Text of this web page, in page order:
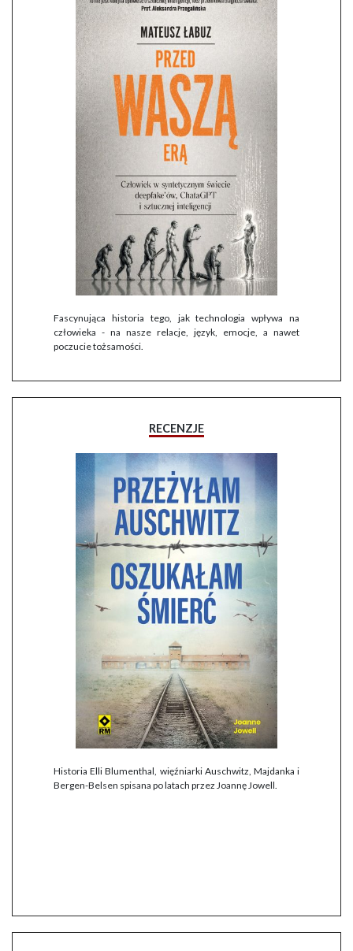
Fascynująca historia tego, jak technologia wpływa na
człowieka - na nasze relacje, język, emocje, a nawet
poczucie tożsamości.
RECENZJE
Historia Elli Blumenthal, więźniarki Auschwitz, Majdanka i
Bergen-Belsen spisana po latach przez Joannę Jowell.